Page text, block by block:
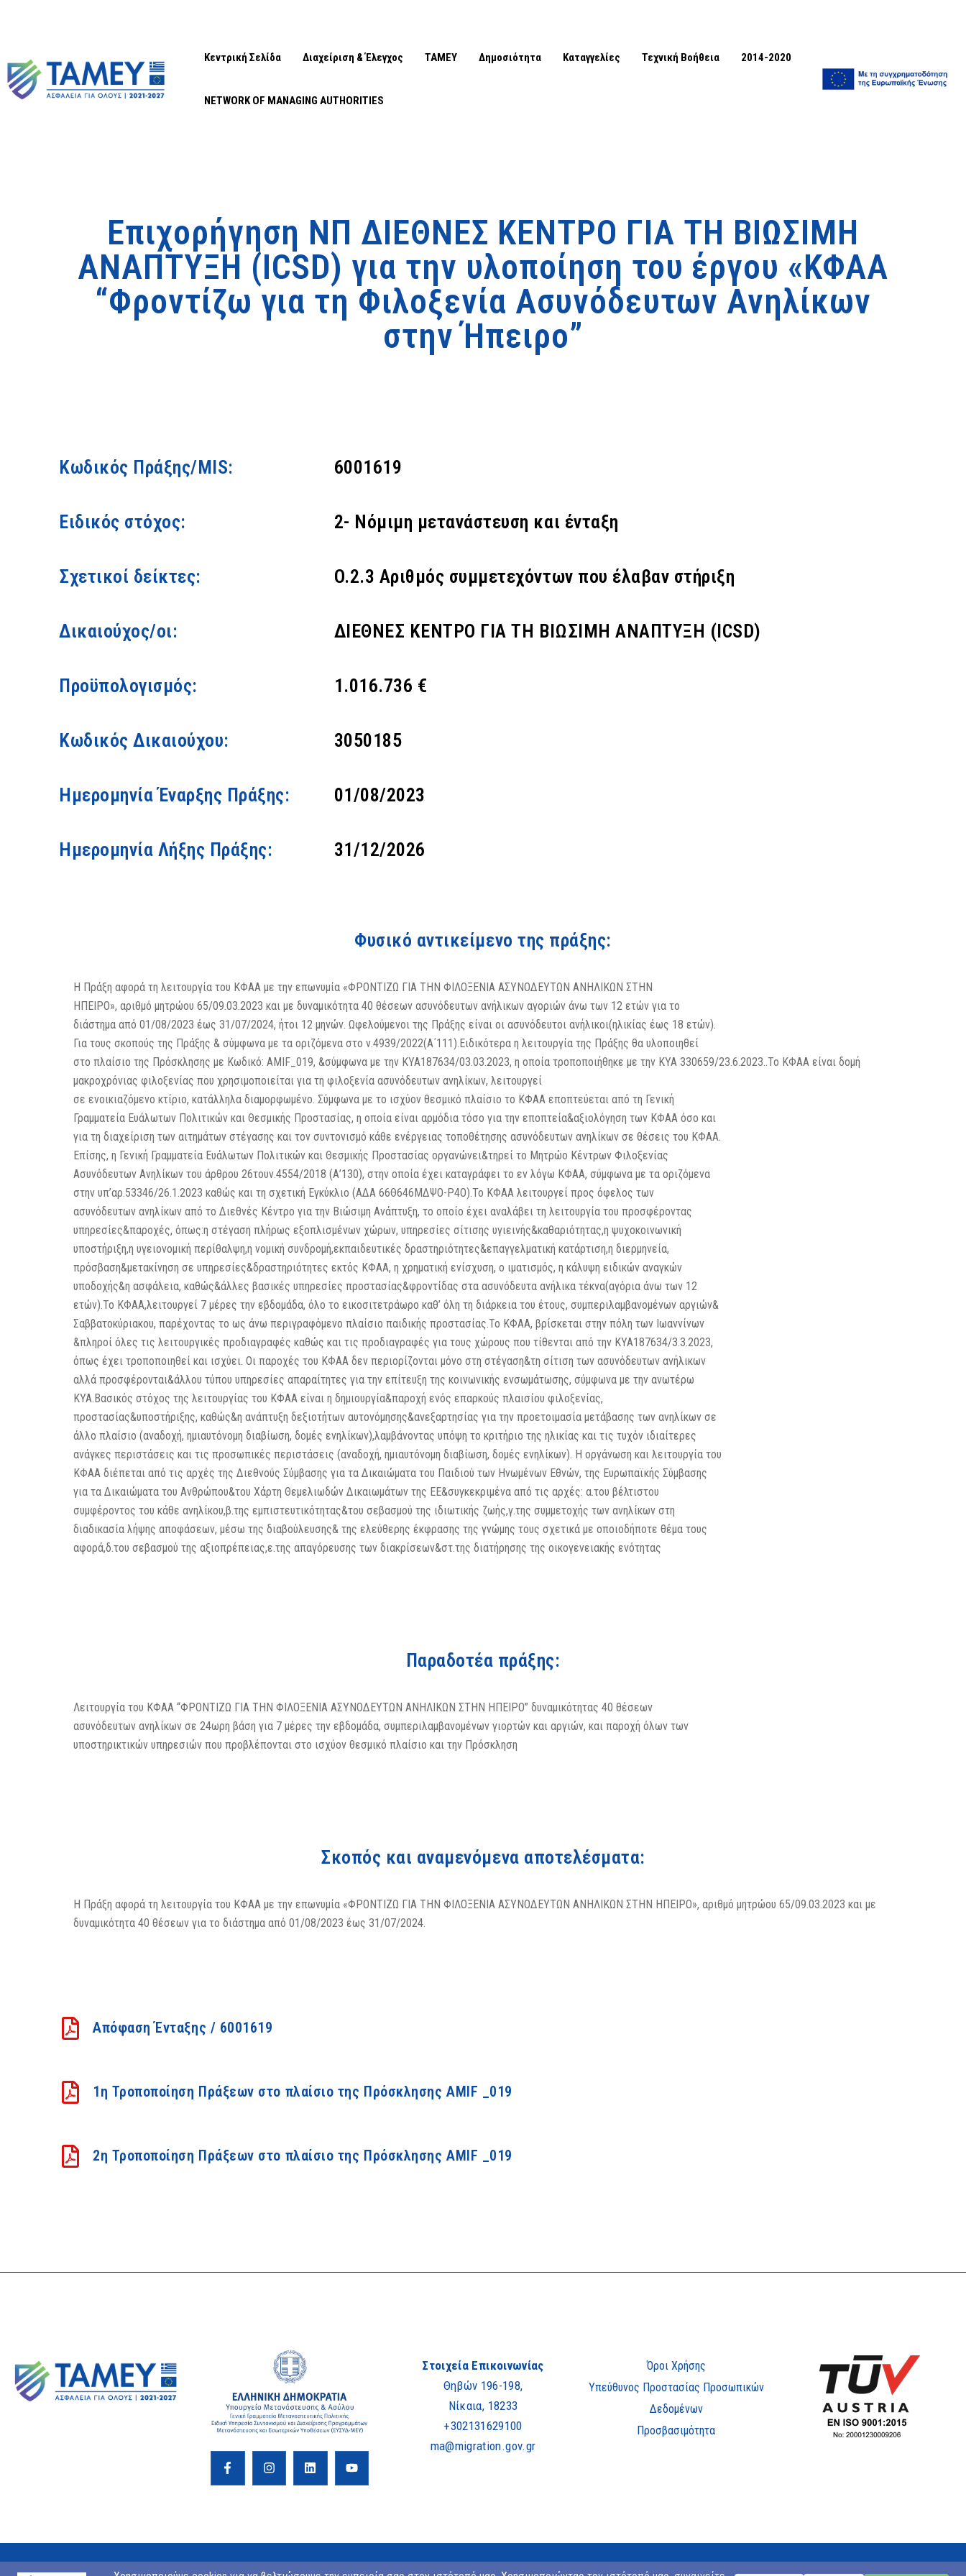
Κεντρική Σελίδα Διαχείριση & Έλεγχος ΤΑΜΕΥ Δημοσιότητα Καταγγελίες Τεχνική Βοήθεια 2014-2020
NETWORK OF MANAGING AUTHORITIES
Επιχορήγηση ΝΠ ΔΙΕΘΝΕΣ ΚΕΝΤΡΟ ΓΙΑ ΤΗ ΒΙΩΣΙΜΗ
ΑΝΑΠΤΥΞΗ (ICSD) για την υλοποίηση του έργου «ΚΦΑΑ
“Φροντίζω για τη Φιλοξενία Ασυνόδευτων Ανηλίκων
στην Ήπειρο”
Κωδικός Πράξης/MIS: 6001619
Ειδικός στόχος: 2- Νόμιμη μετανάστευση και ένταξη
Σχετικοί δείκτες: O.2.3 Αριθμός συμμετεχόντων που έλαβαν στήριξη
Δικαιούχος/οι: ΔΙΕΘΝΕΣ ΚΕΝΤΡΟ ΓΙΑ ΤΗ ΒΙΩΣΙΜΗ ΑΝΑΠΤΥΞΗ (ICSD)
Προϋπολογισμός: 1.016.736 €
Κωδικός Δικαιούχου: 3050185
Ημερομηνία Έναρξης Πράξης: 01/08/2023
Ημερομηνία Λήξης Πράξης: 31/12/2026
Φυσικό αντικείμενο της πράξης:
Η Πράξη αφορά τη λειτουργία του ΚΦΑΑ με την επωνυμία «ΦΡΟΝΤΙΖΩ ΓΙΑ ΤΗΝ ΦΙΛΟΞΕΝΙΑ ΑΣΥΝΟΔΕΥΤΩΝ ΑΝΗΛΙΚΩΝ ΣΤΗΝ
ΗΠΕΙΡΟ», αριθμό μητρώου 65/09.03.2023 και με δυναμικότητα 40 θέσεων ασυνόδευτων ανήλικων αγοριών άνω των 12 ετών για το
διάστημα από 01/08/2023 έως 31/07/2024, ήτοι 12 μηνών. Ωφελούμενοι της Πράξης είναι οι ασυνόδευτοι ανήλικοι(ηλικίας έως 18 ετών).
Για τους σκοπούς της Πράξης & σύμφωνα με τα οριζόμενα στο ν.4939/2022(Α΄111).Ειδικότερα η λειτουργία της Πράξης θα υλοποιηθεί
στο πλαίσιο της Πρόσκλησης με Κωδικό: AMIF_019, &σύμφωνα με την ΚΥΑ187634/03.03.2023, η οποία τροποποιήθηκε με την ΚΥΑ 330659/23.6.2023..Το ΚΦΑΑ είναι δομή
μακροχρόνιας φιλοξενίας που χρησιμοποιείται για τη φιλοξενία ασυνόδευτων ανηλίκων, λειτουργεί
σε ενοικιαζόμενο κτίριο, κατάλληλα διαμορφωμένο. Σύμφωνα με το ισχύον θεσμικό πλαίσιο το ΚΦΑΑ εποπτεύεται από τη Γενική
Γραμματεία Ευάλωτων Πολιτικών και Θεσμικής Προστασίας, η οποία είναι αρμόδια τόσο για την εποπτεία&αξιολόγηση των ΚΦΑΑ όσο και
για τη διαχείριση των αιτημάτων στέγασης και τον συντονισμό κάθε ενέργειας τοποθέτησης ασυνόδευτων ανηλίκων σε θέσεις του ΚΦΑΑ.
Επίσης, η Γενική Γραμματεία Ευάλωτων Πολιτικών και Θεσμικής Προστασίας οργανώνει&τηρεί το Μητρώο Κέντρων Φιλοξενίας
Ασυνόδευτων Ανηλίκων του άρθρου 26τουν.4554/2018 (Α’130), στην οποία έχει καταγράφει το εν λόγω ΚΦΑΑ, σύμφωνα με τα οριζόμενα
στην υπ’αρ.53346/26.1.2023 καθώς και τη σχετική Εγκύκλιο (ΑΔΑ 66Θ646ΜΔΨΟ-Ρ4Ο).Το ΚΦΑΑ λειτουργεί προς όφελος των
ασυνόδευτων ανηλίκων από το Διεθνές Κέντρο για την Βιώσιμη Ανάπτυξη, το οποίο έχει αναλάβει τη λειτουργία του προσφέροντας
υπηρεσίες&παροχές, όπως:η στέγαση πλήρως εξοπλισμένων χώρων, υπηρεσίες σίτισης υγιεινής&καθαριότητας,η ψυχοκοινωνική
υποστήριξη,η υγειονομική περίθαλψη,η νομική συνδρομή,εκπαιδευτικές δραστηριότητες&επαγγελματική κατάρτιση,η διερμηνεία,
πρόσβαση&μετακίνηση σε υπηρεσίες&δραστηριότητες εκτός ΚΦΑΑ, η χρηματική ενίσχυση, ο ιματισμός, η κάλυψη ειδικών αναγκών
υποδοχής&η ασφάλεια, καθώς&άλλες βασικές υπηρεσίες προστασίας&φροντίδας στα ασυνόδευτα ανήλικα τέκνα(αγόρια άνω των 12
ετών).Το ΚΦΑΑ,λειτουργεί 7 μέρες την εβδομάδα, όλο το εικοσιτετράωρο καθ’ όλη τη διάρκεια του έτους, συμπεριλαμβανομένων αργιών&
Σαββατοκύριακου, παρέχοντας το ως άνω περιγραφόμενο πλαίσιο παιδικής προστασίας.Το ΚΦΑΑ, βρίσκεται στην πόλη των Ιωαννίνων
&πληροί όλες τις λειτουργικές προδιαγραφές καθώς και τις προδιαγραφές για τους χώρους που τίθενται από την ΚΥΑ187634/3.3.2023,
όπως έχει τροποποιηθεί και ισχύει. Οι παροχές του ΚΦΑΑ δεν περιορίζονται μόνο στη στέγαση&τη σίτιση των ασυνόδευτων ανήλικων
αλλά προσφέρονται&άλλου τύπου υπηρεσίες απαραίτητες για την επίτευξη της κοινωνικής ενσωμάτωσης, σύμφωνα με την ανωτέρω
ΚΥΑ.Βασικός στόχος της λειτουργίας του ΚΦΑΑ είναι η δημιουργία&παροχή ενός επαρκούς πλαισίου φιλοξενίας,
προστασίας&υποστήριξης, καθώς&η ανάπτυξη δεξιοτήτων αυτονόμησης&ανεξαρτησίας για την προετοιμασία μετάβασης των ανηλίκων σε
άλλο πλαίσιο (αναδοχή, ημιαυτόνομη διαβίωση, δομές ενηλίκων),λαμβάνοντας υπόψη το κριτήριο της ηλικίας και τις τυχόν ιδιαίτερες
ανάγκες περιστάσεις και τις προσωπικές περιστάσεις (αναδοχή, ημιαυτόνομη διαβίωση, δομές ενηλίκων). Η οργάνωση και λειτουργία του
ΚΦΑΑ διέπεται από τις αρχές της Διεθνούς Σύμβασης για τα Δικαιώματα του Παιδιού των Ηνωμένων Εθνών, της Ευρωπαϊκής Σύμβασης
για τα Δικαιώματα του Ανθρώπου&του Χάρτη Θεμελιωδών Δικαιωμάτων της ΕΕ&συγκεκριμένα από τις αρχές: α.του βέλτιστου
συμφέροντος του κάθε ανηλίκου,β.της εμπιστευτικότητας&του σεβασμού της ιδιωτικής ζωής,γ.της συμμετοχής των ανηλίκων στη
διαδικασία λήψης αποφάσεων, μέσω της διαβούλευσης& της ελεύθερης έκφρασης της γνώμης τους σχετικά με οποιοδήποτε θέμα τους
αφορά,δ.του σεβασμού της αξιοπρέπειας,ε.της απαγόρευσης των διακρίσεων&στ.της διατήρησης της οικογενειακής ενότητας
Παραδοτέα πράξης:
Λειτουργία του ΚΦΑΑ “ΦΡΟΝΤΙΖΩ ΓΙΑ ΤΗΝ ΦΙΛΟΞΕΝΙΑ ΑΣΥΝΟΔΕΥΤΩΝ ΑΝΗΛΙΚΩΝ ΣΤΗΝ ΗΠΕΙΡΟ” δυναμικότητας 40 θέσεων
ασυνόδευτων ανηλίκων σε 24ωρη βάση για 7 μέρες την εβδομάδα, συμπεριλαμβανομένων γιορτών και αργιών, και παροχή όλων των
υποστηρικτικών υπηρεσιών που προβλέπονται στο ισχύον θεσμικό πλαίσιο και την Πρόσκληση
Σκοπός και αναμενόμενα αποτελέσματα:
Η Πράξη αφορά τη λειτουργία του ΚΦΑΑ με την επωνυμία «ΦΡΟΝΤΙΖΩ ΓΙΑ ΤΗΝ ΦΙΛΟΞΕΝΙΑ ΑΣΥΝΟΔΕΥΤΩΝ ΑΝΗΛΙΚΩΝ ΣΤΗΝ ΗΠΕΙΡΟ», αριθμό μητρώου 65/09.03.2023 και με
δυναμικότητα 40 θέσεων για το διάστημα από 01/08/2023 έως 31/07/2024.
Απόφαση Ένταξης / 6001619
1η Τροποποίηση Πράξεων στο πλαίσιο της Πρόσκλησης ΑΜΙF _019
2η Τροποποίηση Πράξεων στο πλαίσιο της Πρόσκλησης ΑΜΙF _019
Στοιχεία Επικοινωνίας
Θηβών 196-198,
Νίκαια, 18233
+302131629100
ma@migration.gov.gr
Όροι Χρήσης
Υπεύθυνος Προστασίας Προσωπικών
Δεδομένων
Προσβασιμότητα